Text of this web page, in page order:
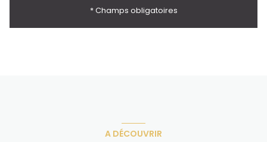
* Champs obligatoires
A DÉCOUVRIR